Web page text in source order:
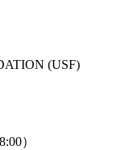
(USF)
）